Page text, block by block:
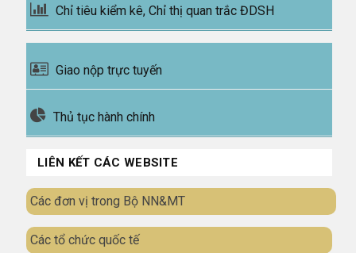
Chỉ tiêu kiểm kê, Chỉ thị quan trắc ĐDSH
Giao nộp trực tuyến
Thủ tục hành chính
LIÊN KẾT CÁC WEBSITE
Các đơn vị trong Bộ NN&MT
Các tổ chức quốc tế